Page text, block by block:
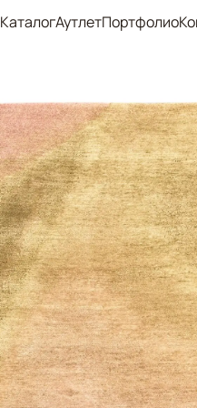
КаталогАутлетПортфолио